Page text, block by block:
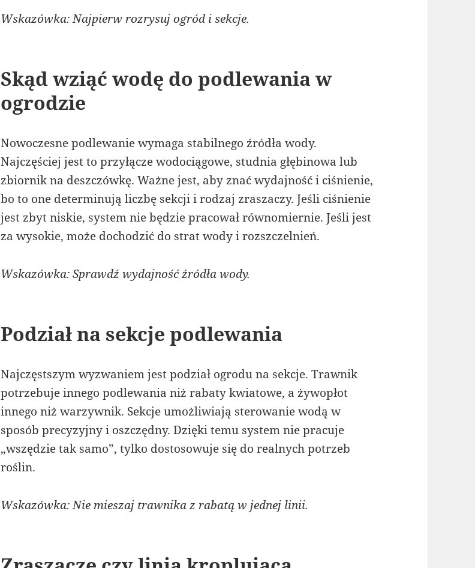
Wskazówka: Najpierw rozrysuj ogród i sekcje.
Skąd wziąć wodę do podlewania w
ogrodzie
Nowoczesne podlewanie wymaga stabilnego źródła wody.
Najczęściej jest to przyłącze wodociągowe, studnia głębinowa lub
zbiornik na deszczówkę. Ważne jest, aby znać wydajność i ciśnienie,
bo to one determinują liczbę sekcji i rodzaj zraszaczy. Jeśli ciśnienie
jest zbyt niskie, system nie będzie pracował równomiernie. Jeśli jest
za wysokie, może dochodzić do strat wody i rozszczelnień.
Wskazówka: Sprawdź wydajność źródła wody.
Podział na sekcje podlewania
Najczęstszym wyzwaniem jest podział ogrodu na sekcje. Trawnik
potrzebuje innego podlewania niż rabaty kwiatowe, a żywopłot
innego niż warzywnik. Sekcje umożliwiają sterowanie wodą w
sposób precyzyjny i oszczędny. Dzięki temu system nie pracuje
„wszędzie tak samo”, tylko dostosowuje się do realnych potrzeb
roślin.
Wskazówka: Nie mieszaj trawnika z rabatą w jednej linii.